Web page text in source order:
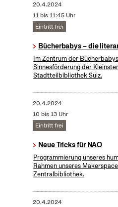
20.4.2024
11 bis 11:45 Uhr
Eintritt frei
Bücherbabys – die
Im Zentrum der
Sinnesförderung der
Stadtteilbibliothek Sülz.
20.4.2024
10 bis 13 Uhr
Eintritt frei
Neue Tricks für NAO
Programmierung unseres
Rahmen unseres
Zentralbibliothek.
20.4.2024